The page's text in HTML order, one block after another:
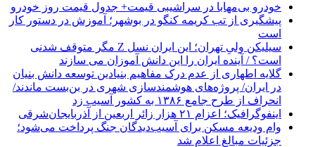
خودرو بی‌مهابا در سراشیبی قیمت+ جدول قیمت روز خودرو
پیشگیری از تب کریمه کنگو در بوشهر؛ آموزش در دستور کار
است
سیلیکن ولیِ تهران؛ این ایران نسل Z مگر متوقف شدنی
است؟ / آینده ایران را این دانش آموزان می سازند
گلایه اطهاری از عدم درک مفاهیم بنیادین توسعه دانش بنیان
در ایران/ پروژه‌های هوشمندسازی شهری در بن‌بست ماندند/
انحراف از طرح جامع ۱۳۸۶ به کشور آسیب زد
اینفوگرافیک؛ اعزام ۲۱ هزار زائر اربعین از آذربایجان‌شرقی
وام ودیعه مسکن برای آسیب‌دیدگان جنگ پرداخت می‌شود؛
جزئیات مبالغ اعلام شد